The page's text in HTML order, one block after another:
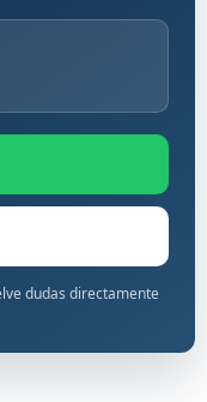
dudas directamente